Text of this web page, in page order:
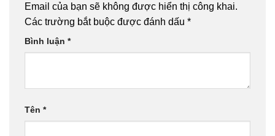
Email của bạn sẽ không được hiển thị công khai.
Các trường bắt buộc được đánh dấu *
Bình luận *
Tên *